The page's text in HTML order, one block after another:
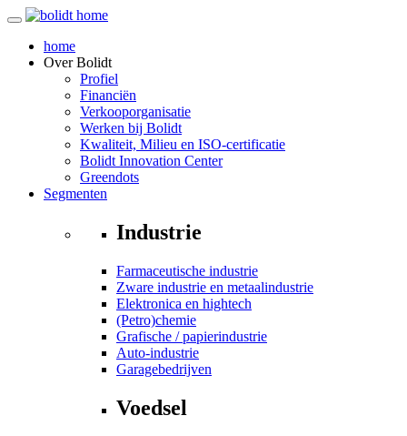
home
OverBolidt
Profiel
Financiën
Verkooporganisatie
Werken bij Bolidt
Kwaliteit, Milieu en ISO-certificatie
Bolidt Innovation Center
Greendots
Segmenten
Industrie
Farmaceutische industrie
Zware industrie en metaalindustrie
Elektronica en hightech
(Petro)chemie
Grafische / papierindustrie
Auto-industrie
Garagebedrijven
Voedsel